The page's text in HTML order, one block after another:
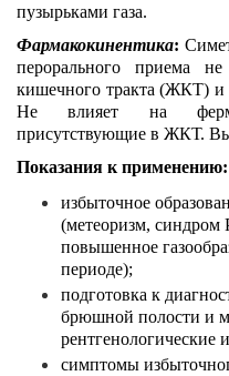
пузырьками газа.
Фармакокинентика:
перорального приема
кишечного тракта (ЖКТ) и
Не влияет на
присутствующие в ЖКТ.
Показания к применению:
избыточное
(метеоризм, синдром
повышенное
периоде);
подготовка к
брюшной полости и
рентгенологические
симптомы